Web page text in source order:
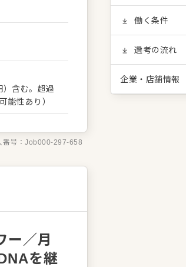
理、キッチ
暇の積極的
や社員旅行
厚生を整え
持って調理
能性あり）
番号：Job000-297-658
ー／月
を継
働く条件
選考の流れ
企業・店舗情報